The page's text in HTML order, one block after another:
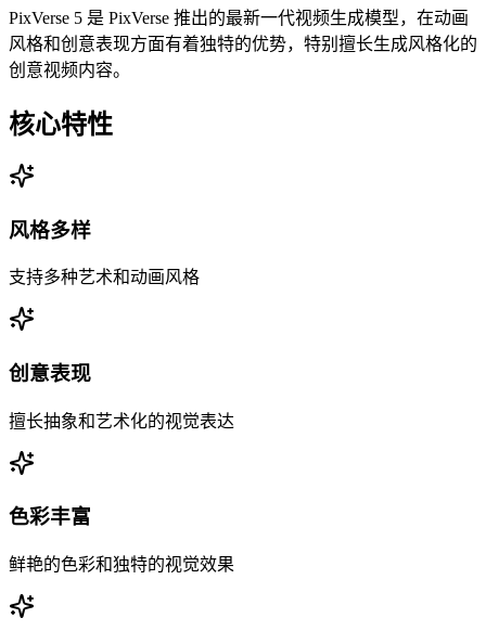
PixVerse 5 是 PixVerse 推出的最新一代视频生成模型，在动画
风格和创意表现方面有着独特的优势，特别擅长生成风格化的
创意视频内容。
核心特性
风格多样
支持多种艺术和动画风格
创意表现
擅长抽象和艺术化的视觉表达
色彩丰富
鲜艳的色彩和独特的视觉效果